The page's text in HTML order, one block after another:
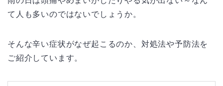
て人も多いのではないでしょうか。
そんな辛い症状がなぜ起こるのか、対処法や予防法を
ご紹介しています。